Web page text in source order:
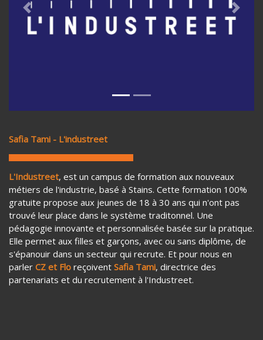
Previous Next
Safia Tami - L'industreet
L'Industreet, est un campus de formation aux nouveaux
métiers de l'industrie, basé à Stains. Cette formation 100%
gratuite propose aux jeunes de 18 à 30 ans qui n'ont pas
trouvé leur place dans le système traditonnel. Une
pédagogie innovante et personnalisée basée sur la pratique.
Elle permet aux filles et garçons, avec ou sans diplôme, de
s'épanouir dans un secteur qui recrute. Et pour nous en
parler CZ et Flo reçoivent Safia Tami, directrice des
partenariats et du recrutement à l'Industreet.